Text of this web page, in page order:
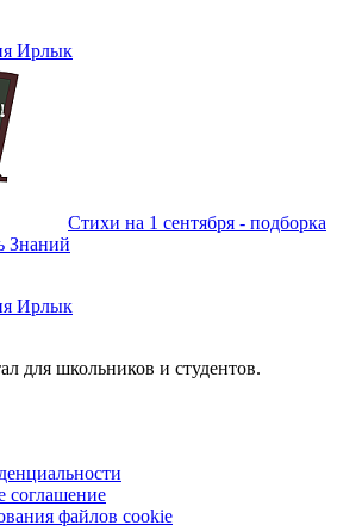
Ирлык
Стихи на 1 сентября - подборка
Знаний
Ирлык
для школьников и студентов.
соглашение
файлов cookie